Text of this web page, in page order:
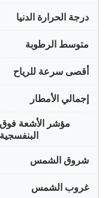
درجة الحرارة الدنيا
متوسط الرطوبة
أقصى سرعة للرياح
إجمالي الأمطار
مؤشر الأشعة فوق
البنفسجية
شروق الشمس
غروب الشمس